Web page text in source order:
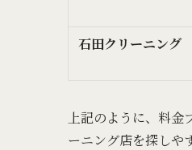
石田クリーニング
上記のように、料
ーニング店を探しや